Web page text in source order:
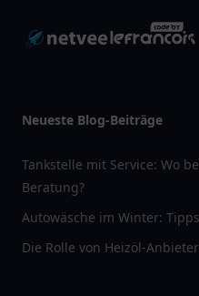
Neueste Blog-Beiträge
Tankstelle mit Service: Wo
Beratung?
Autowäsche im Winter:
Die Rolle von Heizöl-